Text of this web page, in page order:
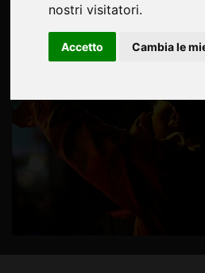
nostri visitatori.
Accetto Cambia le